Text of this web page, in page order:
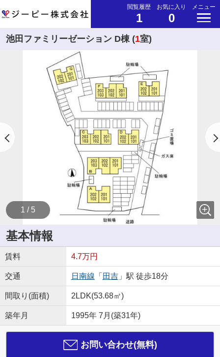
閲覧履歴
1
お気に入り
0
メニュー
池田ファミリーゼーション D棟 (1室)
1 / 5
基本情報
賃料 4.7万円
交通 日南線 「 田吉」駅 徒歩18分
間取り(面積) 2LDK(53.68㎡)
築年月 1995年 7月(築31年)
お問い合わせ(無料)